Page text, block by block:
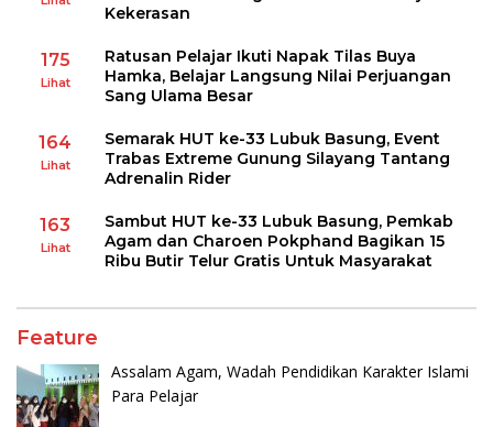
Kekerasan
175
Lihat
Ratusan Pelajar Ikuti Napak Tilas Buya
Hamka, Belajar Langsung Nilai Perjuangan
Sang Ulama Besar
164
Lihat
Semarak HUT ke-33 Lubuk Basung, Event
Trabas Extreme Gunung Silayang Tantang
Adrenalin Rider
163
Lihat
Sambut HUT ke-33 Lubuk Basung, Pemkab
Agam dan Charoen Pokphand Bagikan 15
Ribu Butir Telur Gratis Untuk Masyarakat
Feature
Assalam Agam, Wadah Pendidikan Karakter Islami
Para Pelajar